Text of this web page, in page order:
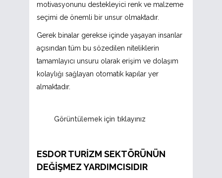
motivasyonunu destekleyici renk ve malzeme
seçimi de önemli bir unsur olmaktadır.
Gerek binalar gerekse içinde yaşayan insanlar
açısından tüm bu sözedilen niteliklerin
tamamlayıcı unsuru olarak erişim ve dolaşım
kolaylığı sağlayan otomatik kapılar yer
almaktadır.
Görüntülemek için tıklayınız
ESDOR TURİZM SEKTÖRÜNÜN
DEĞİŞMEZ YARDIMCISIDIR